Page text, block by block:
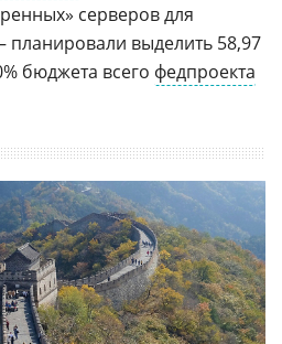
серверов для
выделить 58,97
бюджета всего федпроекта